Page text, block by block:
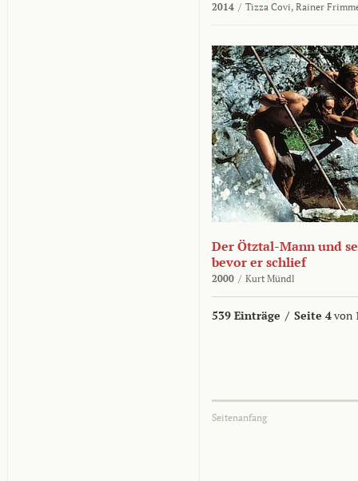
2014 / Tizza Covi, Rainer
Der Ötztal-Mann und
bevor er schlief
2000 / Kurt Mündl
539 Einträge / Seite 4von
Seitenanfang